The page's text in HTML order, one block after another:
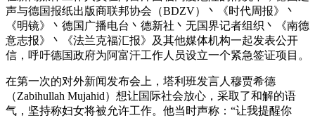
声与德国报纸出版商联邦协会（BDZV）丶《时代周报》丶
《明镜》丶德国广播电台丶德新社丶无国界记者组织丶《南德
意志报》丶《法兰克福汇报》及其他媒体机构一起发表公开
信，呼吁德国政府为阿富汗工作人员设立一个紧急签证项目。
在第一次的对外新闻发布会上，塔利班发言人穆贾希德
（Zabihullah Mujahid）想让国际社会放心，采取了和解的语
气，坚持称妇女将被允许工作。他当时声称：“让我提醒你